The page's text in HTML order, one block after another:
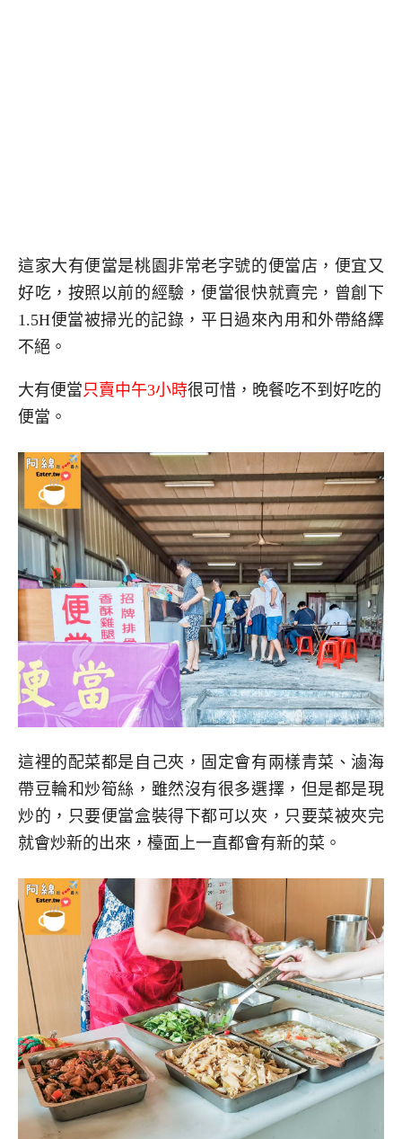
這家大有便當是桃園非常老字號的便當店，便宜又
好吃，按照以前的經驗，便當很快就賣完，曾創下
1.5H便當被掃光的記錄，平日過來內用和外帶絡繹
不絕。
大有便當只賣中午3小時很可惜，晚餐吃不到好吃的
便當。
這裡的配菜都是自己夾，固定會有兩樣青菜、滷海
帶豆輪和炒筍絲，雖然沒有很多選擇，但是都是現
炒的，只要便當盒裝得下都可以夾，只要菜被夾完
就會炒新的出來，檯面上一直都會有新的菜。